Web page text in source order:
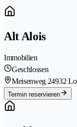
Alt Alois
Immobilien
Geschlossen
Meisenweg 24932
Termin reservieren